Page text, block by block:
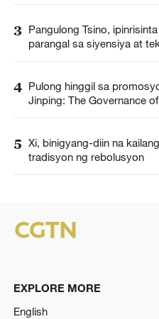
3 Pangulong Tsino,
parangal sa siyensiya at
4 Pulong hinggil sa
Jinping: The Governance
5 Xi, binigyang-diin na
tradisyon ng rebolusyon
EXPLORE MORE
English